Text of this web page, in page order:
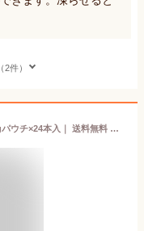
件）
赤穂化成 熱中対策ゼリー ぶどう味 150gパウチ×24本入｜ 送料無料 熱中症対策 ゼリー ゼリー飲料 塩分